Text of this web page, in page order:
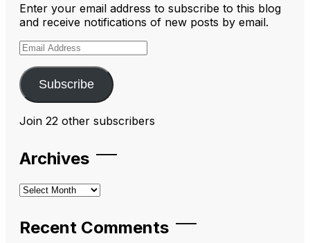
Enter your email address to subscribe to this blog
and receive notifications of new posts by email.
Email
Address
Subscribe
Join 22 other subscribers
Archives
Archives
Recent Comments